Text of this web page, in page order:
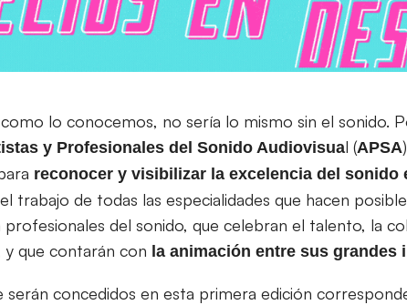
como lo conocemos, no sería lo mismo sin el sonido.
y Profesionales del Sonido Audiovisual (APSA
reconocer y visibilizar la excelencia del sonido
trabajo de todas las especialidades que hacen
del sonido, que celebran el talento, la
que contarán con la animación entre sus grandes
serán concedidos en esta primera edición